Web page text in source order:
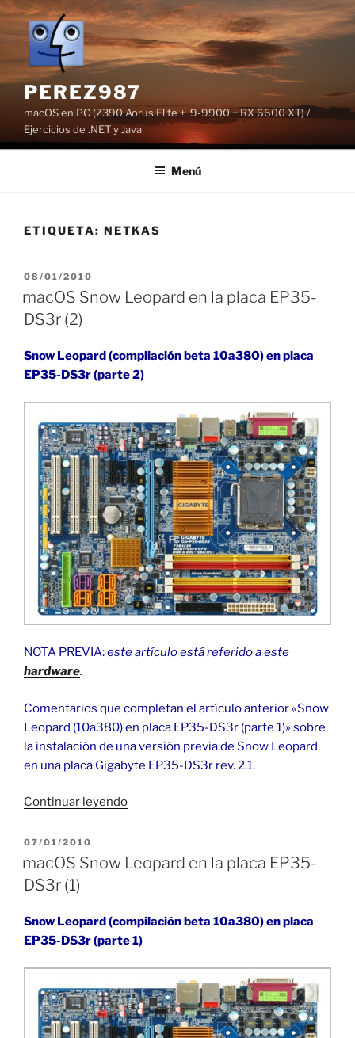
Saltar
contenido
PEREZ987
macOS en PC (Z390 Aorus Elite + i9-9900 + RX 6600 XT) /
Ejercicios de .NET y Java
Menú
ETIQUETA: NETKAS
PUBLICADO
08/01/2010
macOS Snow Leopard en la placa EP35-
DS3r (2)
Snow Leopard (compilación beta 10a380) en placa
EP35-DS3r (parte 2)
NOTA PREVIA:este artículo está referido a este
hardware.
Comentarios que completan el artículo anterior «Snow
Leopard (10a380) en placa EP35-DS3r (parte 1)» sobre
la instalación de una versión previa de Snow Leopard
en una placa Gigabyte EP35-DS3r rev. 2.1.
Continuar leyendo«macOS
en
EP35-
DS3r
PUBLICADO
07/01/2010
macOS Snow Leopard en la placa EP35-
DS3r (1)
Snow Leopard (compilación beta 10a380) en placa
EP35-DS3r (parte 1)